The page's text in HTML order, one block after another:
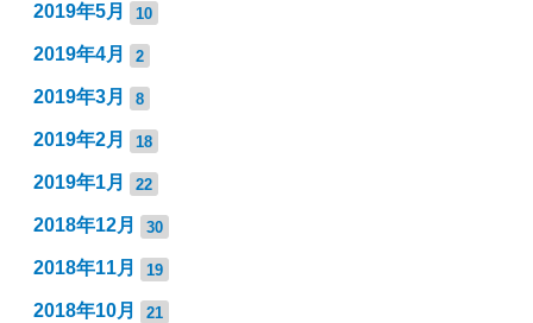
2019年5月 10
2019年4月 2
2019年3月 8
2019年2月 18
2019年1月 22
2018年12月 30
2018年11月 19
2018年10月 21